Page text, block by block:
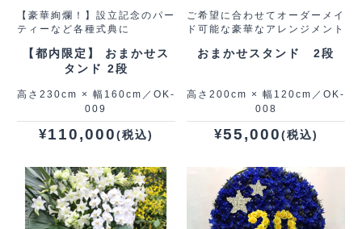
【豪華絢爛！】設立記念のパー
ティーなど各種式典に
【都内限定】 おまかせス
タンド 2段
高さ230cm × 幅160cm／OK-
009
¥110,000(税込)
ご希望に合わせてオーダーメイ
ド可能な豪華なアレンジメント
おまかせスタンド 2段
高さ200cm × 幅120cm／OK-
008
¥55,000(税込)